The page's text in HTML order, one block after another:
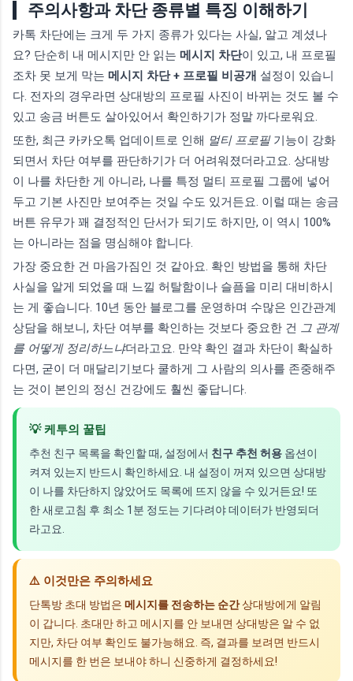
주의사항과 차단 종류별 특징 이해하기
카톡 차단에는 크게 두 가지 종류가 있다는 사실, 알고 계셨나
요? 단순히 내 메시지만 안 읽는 메시지 차단이 있고, 내 프로필
조차 못 보게 막는 메시지 차단 + 프로필 비공개 설정이 있습니
다. 전자의 경우라면 상대방의 프로필 사진이 바뀌는 것도 볼 수
있고 송금 버튼도 살아있어서 확인하기가 정말 까다로워요.
또한, 최근 카카오톡 업데이트로 인해 멀티 프로필기능이 강화
되면서 차단 여부를 판단하기가 더 어려워졌더라고요. 상대방
이 나를 차단한 게 아니라, 나를 특정 멀티 프로필 그룹에 넣어
두고 기본 사진만 보여주는 것일 수도 있거든요. 이럴 때는 송금
버튼 유무가 꽤 결정적인 단서가 되기도 하지만, 이 역시 100%
는 아니라는 점을 명심해야 합니다.
가장 중요한 건 마음가짐인 것 같아요. 확인 방법을 통해 차단
사실을 알게 되었을 때 느낄 허탈함이나 슬픔을 미리 대비하시
는 게 좋습니다. 10년 동안 블로그를 운영하며 수많은 인간관계
상담을 해보니, 차단 여부를 확인하는 것보다 중요한 건 그 관계
를 어떻게 정리하느냐더라고요. 만약 확인 결과 차단이 확실하
다면, 굳이 더 매달리기보다 쿨하게 그 사람의 의사를 존중해주
는 것이 본인의 정신 건강에도 훨씬 좋답니다.
💡 케투의 꿀팁
추천 친구 목록을 확인할 때, 설정에서 친구 추천 허용 옵션이
켜져 있는지 반드시 확인하세요. 내 설정이 꺼져 있으면 상대방
이 나를 차단하지 않았어도 목록에 뜨지 않을 수 있거든요! 또
한 새로고침 후 최소 1분 정도는 기다려야 데이터가 반영되더
라고요.
⚠️ 이것만은 주의하세요
단톡방 초대 방법은 메시지를 전송하는 순간상대방에게 알림
이 갑니다. 초대만 하고 메시지를 안 보내면 상대방은 알 수 없
지만, 차단 여부 확인도 불가능해요. 즉, 결과를 보려면 반드시
메시지를 한 번은 보내야 하니 신중하게 결정하세요!